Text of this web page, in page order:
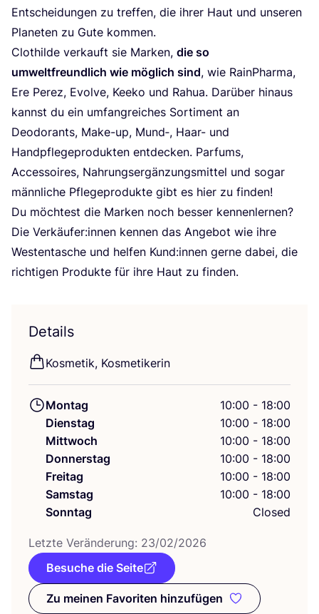
Ent­schei­dun­gen zu tref­fen, die ihrer Haut und unse­ren
Pla­ne­ten zu Gute kommen.
Clot­hil­de ver­kauft sie Mar­ken, die so
umwelt­freund­lich wie mög­lich sind, wie Rain­Phar­ma,
Ere Perez, Evol­ve, Kee­ko und Rahua. Dar­über hin­aus
kannst du ein umfang­rei­ches Sor­ti­ment an
Deodo­rants, Make-up, Mund‑, Haar- und
Hand­pfle­ge­pro­duk­ten ent­de­cken. Par­fums,
Acces­soires, Nah­rungs­er­gän­zungs­mit­tel und sogar
männ­li­che Pfle­ge­pro­duk­te gibt es hier zu finden!
Du möch­test die Mar­ken noch bes­ser ken­nen­ler­nen?
Die Verkäufer:innen ken­nen das Ange­bot wie ihre
Wes­ten­ta­sche und hel­fen Kund:innen ger­ne dabei, die
rich­ti­gen Pro­duk­te für ihre Haut zu finden.
Details
Kos­me­tik, Kosmetikerin
Montag
10:00 - 18:00
Dienstag
10:00 - 18:00
Mittwoch
10:00 - 18:00
Donnerstag
10:00 - 18:00
Freitag
10:00 - 18:00
Samstag
10:00 - 18:00
Sonntag
Closed
Letz­te Ver­än­de­rung: 23/02/2026
Besuche die Seite
Zu meinen Favoriten hinzufügen
Zu meinen Favoriten